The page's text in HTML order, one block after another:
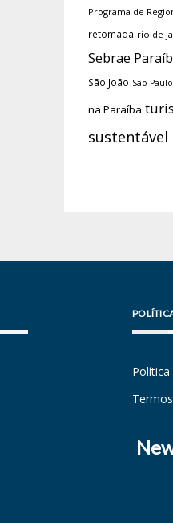
Programa de
retomada rio de
Sebrae
São João São Paulo
na Paraíba
sustentável
Política